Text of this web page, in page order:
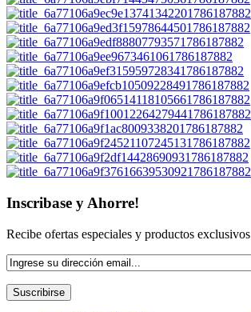
Inscribase y Ahorre!
Recibe ofertas especiales y productos exclusivos